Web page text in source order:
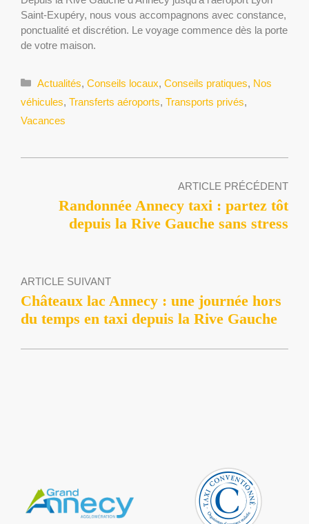
Saint-Exupéry, nous vous accompagnons avec constance,
ponctualité et discrétion. Le voyage commence dès la porte
de votre maison.
Catégories
Actualités, Conseils locaux, Conseils pratiques, Nos
véhicules, Transferts aéroports, Transports privés,
Vacances
ARTICLE PRÉCÉDENT
Randonnée Annecy taxi : partez tôt
depuis la Rive Gauche sans stress
ARTICLE SUIVANT
Châteaux lac Annecy : une journée hors
du temps en taxi depuis la Rive Gauche